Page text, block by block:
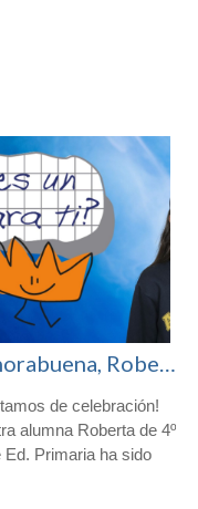
de celebración!
alumna Roberta de 4º
Ed. Primaria ha sido